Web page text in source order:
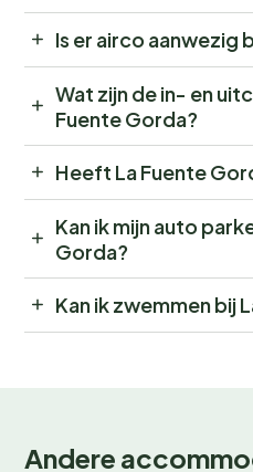
Is er airco aanwezig
Wat zijn de in- en
Fuente Gorda?
Heeft La Fuente
Kan ik mijn auto
Gorda?
Kan ik zwemmen bij
Andere